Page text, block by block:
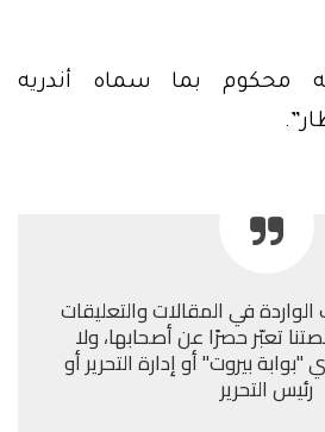
محكوم بما سماه أندريه
في المقالات والتعليقات
تعبّر حصرًا عن أصحابها، ولا
بيروت" أو إدارة التحرير أو
رئيس التحرير